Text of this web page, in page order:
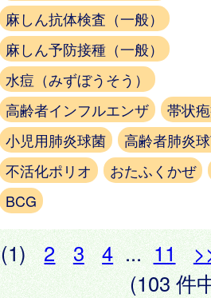
麻しん抗体検査（一般）
麻しん予防接種（一般）
水痘（みずぼうそう）
高齢者インフルエンザ
帯状
小児用肺炎球菌
高齢者肺炎
不活化ポリオ
おたふくかぜ
BCG
(1) 2 3 4 ... 11
(103 件